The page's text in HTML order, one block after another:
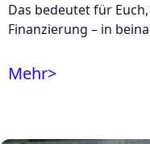
Das bedeutet für
Finanzierung – in
Mehr>